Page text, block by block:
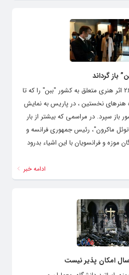
روزز چهارشنبه گذشته، فرانسه 26 اثر هنری متعلق به کشور "ببن" را که تا
هنرهای نخستین ، در پاریس به نمایش
باز سپرد. در مراسمی که بیشتر از بار
ماکرون"، رئیس جمهوری فرانسه و
موزه و فرانسویان با این اشیاء بدرود
ادامه خبر